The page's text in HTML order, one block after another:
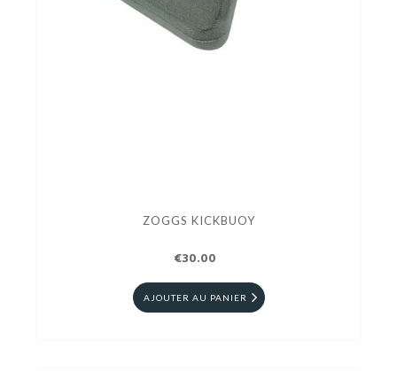
ZOGGS KICKBUOY
€30.00
AJOUTER AU PANIER